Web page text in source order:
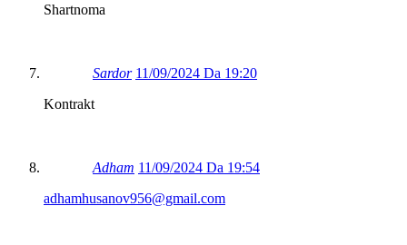
Shartnoma
Sardor 11/09/2024 Da 19:20
Kontrakt
Adham 11/09/2024 Da 19:54
adhamhusanov956@gmail.com